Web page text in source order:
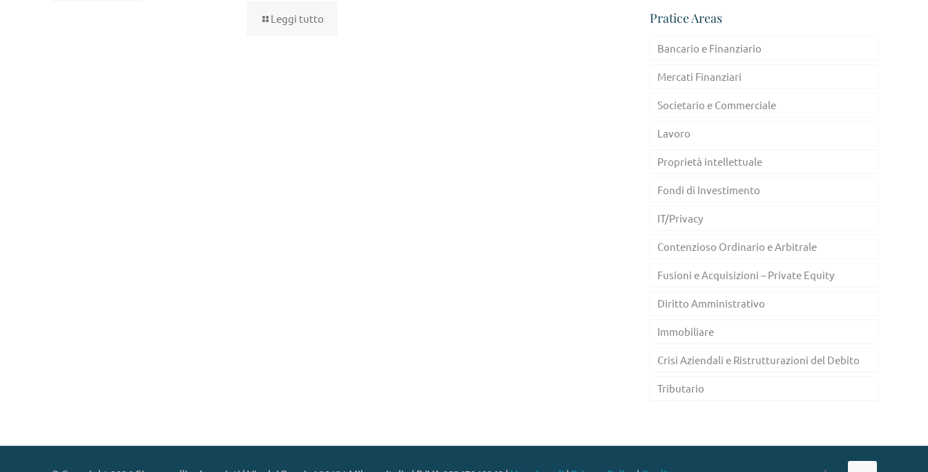
Leggi tutto Pratice Areas
Bancario e Finanziario
Mercati Finanziari
Societario e Commerciale
Lavoro
Proprietà intellettuale
Fondi di Investimento
IT/Privacy
Contenzioso Ordinario e Arbitrale
Fusioni e Acquisizioni – Private Equity
Diritto Amministrativo
Immobiliare
Crisi Aziendali e Ristrutturazioni del Debito
Tributario